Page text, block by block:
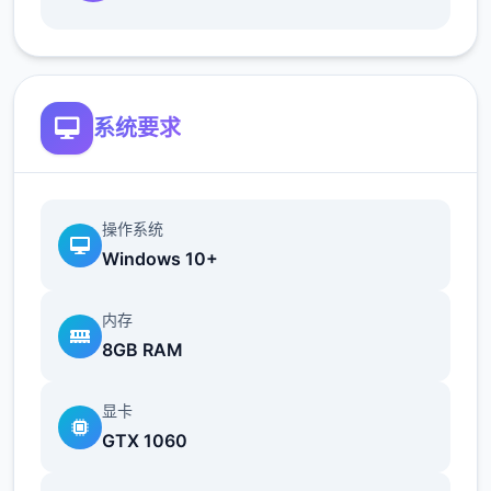
根据不同玩法，女主角会通过丰富的台词和动
相较于前作《用洗脑APP对高傲大小姐为所欲
为的模拟游戏》，本作全面升级！
新增语、换装等系统及追加姿势，自由度大幅
提升！t教系统
系统要求
操作系统
Windows 10+
内存
8GB RAM
显卡
GTX 1060